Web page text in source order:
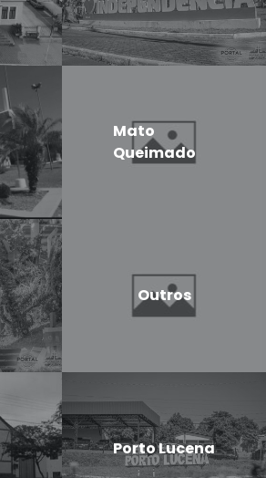
Mato
Queimado
Outros
Porto Lucena